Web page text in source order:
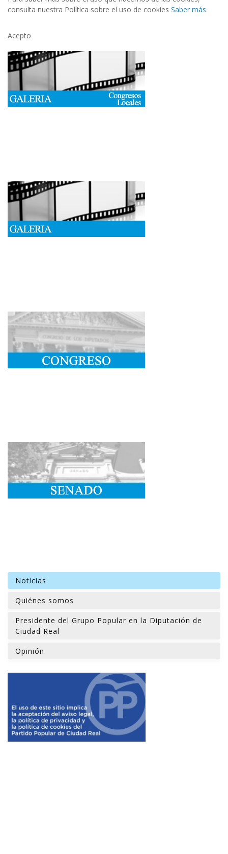
consulta nuestra Política sobre el uso de cookies Saber más
Acepto
Noticias
Quiénes somos
Presidente del Grupo Popular en la Diputación de
Ciudad Real
Opinión